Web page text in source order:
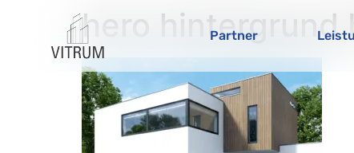
Partner
hero hintergrund